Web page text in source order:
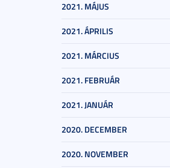
2021. MÁJUS
2021. ÁPRILIS
2021. MÁRCIUS
2021. FEBRUÁR
2021. JANUÁR
2020. DECEMBER
2020. NOVEMBER